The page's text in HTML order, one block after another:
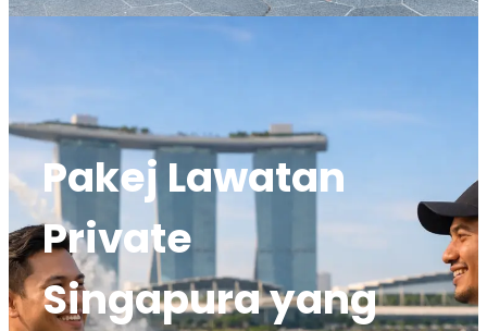
Pakej Lawatan
Private
Singapura yang